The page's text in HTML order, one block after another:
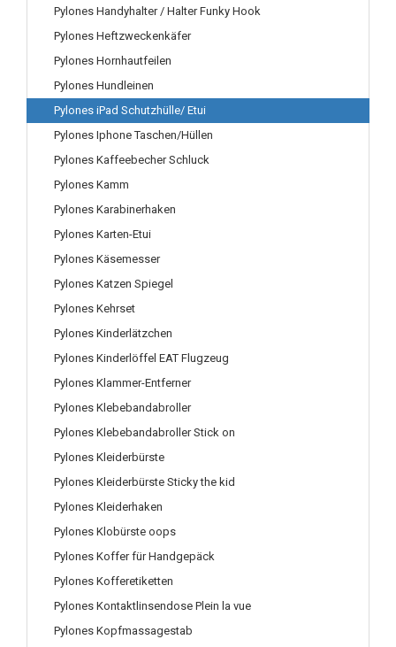
Pylones Handyhalter / Halter Funky Hook
Pylones Heftzweckenkäfer
Pylones Hornhautfeilen
Pylones Hundleinen
Pylones iPad Schutzhülle/ Etui
Pylones Iphone Taschen/Hüllen
Pylones Kaffeebecher Schluck
Pylones Kamm
Pylones Karabinerhaken
Pylones Karten-Etui
Pylones Käsemesser
Pylones Katzen Spiegel
Pylones Kehrset
Pylones Kinderlätzchen
Pylones Kinderlöffel EAT Flugzeug
Pylones Klammer-Entferner
Pylones Klebebandabroller
Pylones Klebebandabroller Stick on
Pylones Kleiderbürste
Pylones Kleiderbürste Sticky the kid
Pylones Kleiderhaken
Pylones Klobürste oops
Pylones Koffer für Handgepäck
Pylones Kofferetiketten
Pylones Kontaktlinsendose Plein la vue
Pylones Kopfmassagestab